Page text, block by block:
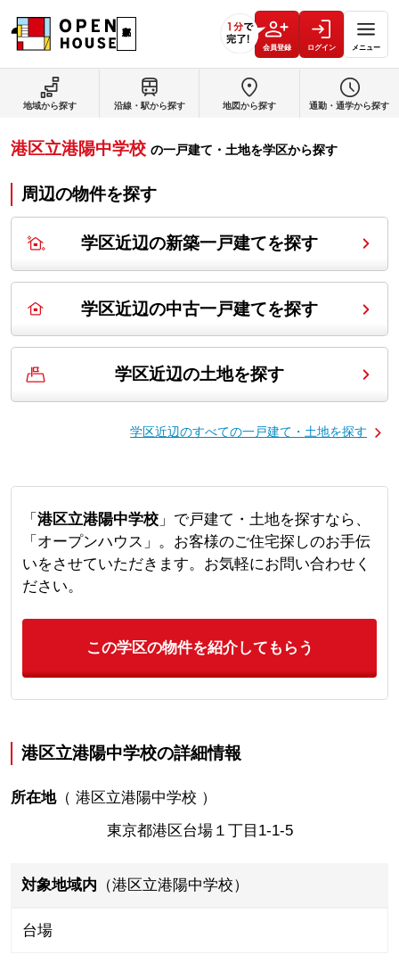
会員登録 ログイン メニュー
地域から探す 沿線・駅から探す 地図から探す 通勤・通学から探す
港区立港陽中学校 の一戸建て・土地を学区から探す
周辺の物件を探す
学区近辺の新築一戸建てを探す
学区近辺の中古一戸建てを探す
学区近辺の土地を探す
学区近辺のすべての一戸建て・土地を探す
「 港区立港陽中学校」で戸建て・土地を探すなら、
「オープンハウス」。お客様のご住宅探しのお手伝
いをさせていただきます。お気軽にお問い合わせく
ださい。
この学区の物件を紹介してもらう
港区立港陽中学校の詳細情報
所在地（ 港区立港陽中学校 ）
東京都港区台場１丁目1-1-5
対象地域内 （港区立港陽中学校）
台場